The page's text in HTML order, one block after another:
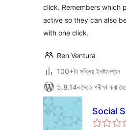
click. Remembers which
active so they can also
with one click.
Ren Ventura
100+টা সক্ৰিয় ইনষ্টলেশ্যন
5.8.14ৰ সৈতে পৰীক্ষা কৰা
Social